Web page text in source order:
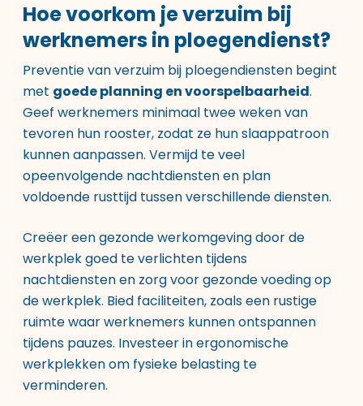
Hoe voorkom je verzuim bij
werknemers in ploegendienst?
Preventie van verzuim bij ploegendiensten begint
met goede planning en voorspelbaarheid.
Geef werknemers minimaal twee weken van
tevoren hun rooster, zodat ze hun slaappatroon
kunnen aanpassen. Vermijd te veel
opeenvolgende nachtdiensten en plan
voldoende rusttijd tussen verschillende diensten.
Creëer een gezonde werkomgeving door de
werkplek goed te verlichten tijdens
nachtdiensten en zorg voor gezonde voeding op
de werkplek. Bied faciliteiten, zoals een rustige
ruimte waar werknemers kunnen ontspannen
tijdens pauzes. Investeer in ergonomische
werkplekken om fysieke belasting te
verminderen.